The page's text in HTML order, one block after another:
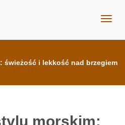
Bauformat
świeżość i lekkość nad brzegiem
morskim: